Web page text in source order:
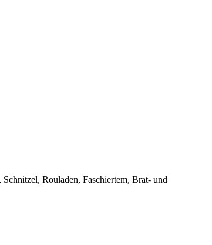
Rouladen, Faschiertem, Brat- und